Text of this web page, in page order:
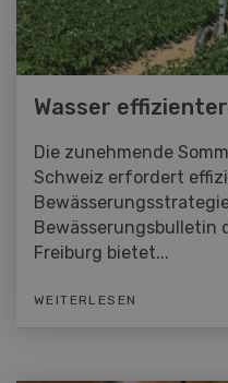
Wasser
Die zunehmende
Schweiz erfordert
Bewässerungsbulletin
Freiburg bietet...
WEITERLESEN